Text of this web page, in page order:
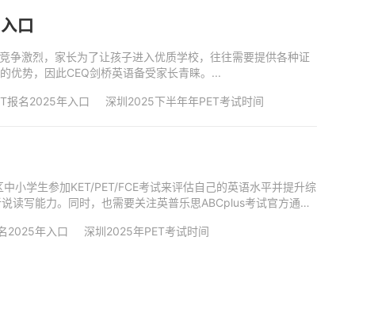
口
争激烈，家长为了让孩子进入优质学校，往往需要提供各种证
优势，因此CEQ剑桥英语备受家长青睐。...
报名2025年入口 深圳2025下半年年PET考试时间
小学生参加KET/PET/FCE考试来评估自己的英语水平并提升综
读写能力。同时，也需要关注英普乐思ABCplus考试官方通知
2025年入口 深圳2025年PET考试时间